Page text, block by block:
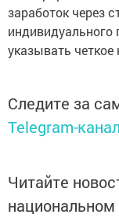
заработок через
индивидуального
указывать
Следите за
Telegram-
Читайте